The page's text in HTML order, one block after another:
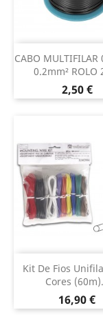
CABO
0.2mm² ROLO
Preço
2,50 €
Kit De Fios
Cores
Preço
16,90 €